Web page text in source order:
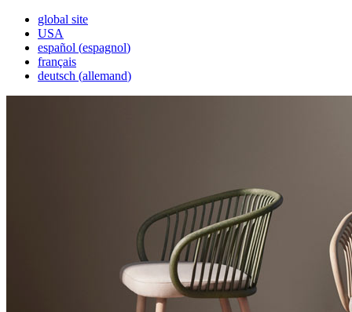
global site
USA
español (espagnol)
français
deutsch (allemand)